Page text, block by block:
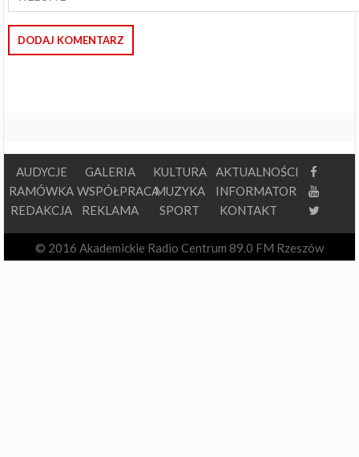
AUDYCJE
RAMÓWKA
REDAKCJA
GALERIA
WSPÓŁPRACA
REKLAMA
KULTURA
MUZYKA
SPORT
AKTUALNOŚCI
INFORMATOR
KONTAKT
© 2016 Akademickie Radio Centrum 89.0 FM Rzeszów